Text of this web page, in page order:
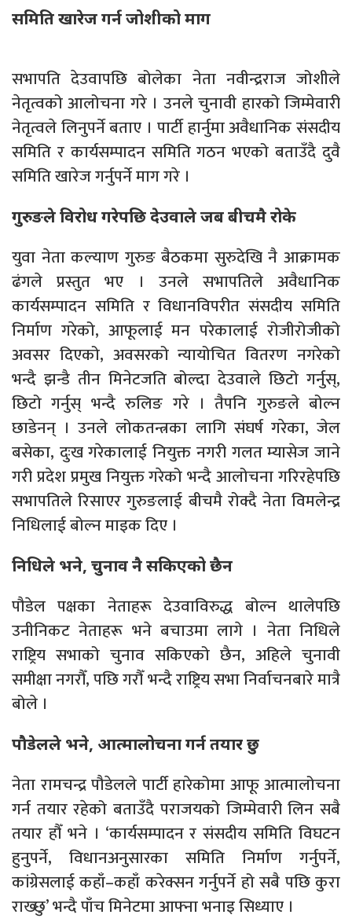
समिति खारेज गर्न जोशीको माग
सभापति देउवापछि बोलेका नेता नवीन्द्रराज जोशीले
नेतृत्वको आलोचना गरे । उनले चुनावी हारको जिम्मेवारी
नेतृत्वले लिनुपर्ने बताए । पार्टी हार्नुमा अवैधानिक संसदीय
समिति र कार्यसम्पादन समिति गठन भएको बताउँदै दुवै
समिति खारेज गर्नुपर्ने माग गरे ।
गुरुङले विरोध गरेपछि देउवाले जब बीचमै रोके
युवा नेता कल्याण गुरुङ बैठकमा सुरुदेखि नै आक्रामक
ढंगले प्रस्तुत भए । उनले सभापतिले अवैधानिक
कार्यसम्पादन समिति र विधानविपरीत संसदीय समिति
निर्माण गरेको, आफूलाई मन परेकालाई रोजीरोजीको
अवसर दिएको, अवसरको न्यायोचित वितरण नगरेको
भन्दै झन्डै तीन मिनेटजति बोल्दा देउवाले छिटो गर्नुस्,
छिटो गर्नुस् भन्दै रुलिङ गरे । तैपनि गुरुङले बोल्न
छाडेनन् । उनले लोकतन्त्रका लागि संघर्ष गरेका, जेल
बसेका, दुःख गरेकालाई नियुक्त नगरी गलत म्यासेज जाने
गरी प्रदेश प्रमुख नियुक्त गरेको भन्दै आलोचना गरिरहेपछि
सभापतिले रिसाएर गुरुङलाई बीचमै रोक्दै नेता विमलेन्द्र
निधिलाई बोल्न माइक दिए ।
निधिले भने, चुनाव नै सकिएको छैन
पौडेल पक्षका नेताहरू देउवाविरुद्ध बोल्न थालेपछि
उनीनिकट नेताहरू भने बचाउमा लागे । नेता निधिले
राष्ट्रिय सभाको चुनाव सकिएको छैन, अहिले चुनावी
समीक्षा नगरौँ, पछि गरौँ भन्दै राष्ट्रिय सभा निर्वाचनबारे मात्रै
बोले ।
पौडेलले भने, आत्मालोचना गर्न तयार छु
नेता रामचन्द्र पौडेलले पार्टी हारेकोमा आफू आत्मालोचना
गर्न तयार रहेको बताउँदै पराजयको जिम्मेवारी लिन सबै
तयार हौँ भने । ‘कार्यसम्पादन र संसदीय समिति विघटन
हुनुपर्ने, विधानअनुसारका समिति निर्माण गर्नुपर्ने,
कांग्रेसलाई कहाँ–कहाँ करेक्सन गर्नुपर्ने हो सबै पछि कुरा
राख्छु’ भन्दै पाँच मिनेटमा आफ्ना भनाइ सिध्याए ।